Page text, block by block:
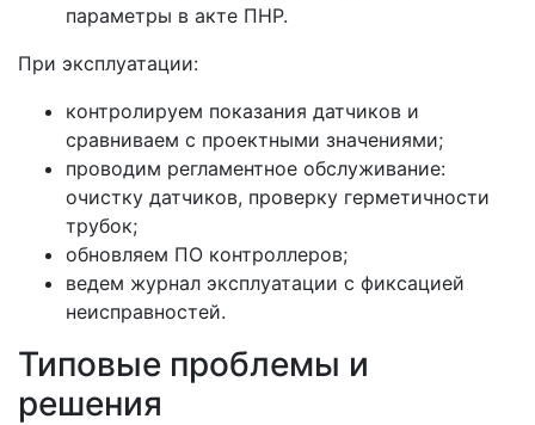
параметры в акте ПНР.
При эксплуатации:
контролируем показания датчиков и
сравниваем с проектными значениями;
проводим регламентное обслуживание:
очистку датчиков, проверку герметичности
трубок;
обновляем ПО контроллеров;
ведем журнал эксплуатации с фиксацией
неисправностей.
Типовые проблемы и
решения